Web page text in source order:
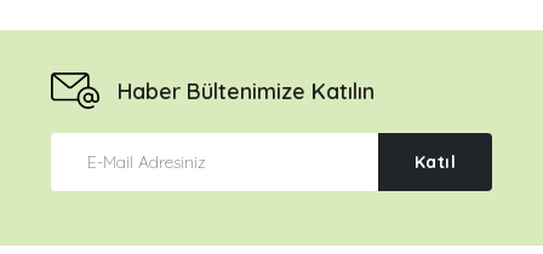
Haber Bültenimize Katılın
Katıl